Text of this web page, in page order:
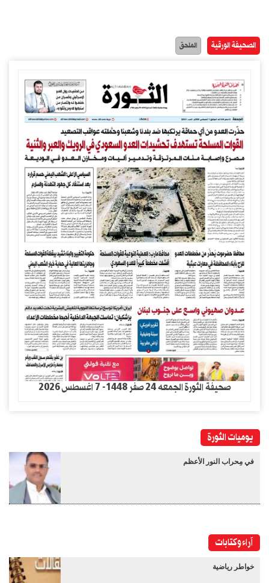
الصحيفة الورقية الملحق
صحيفة الثورة الجمعه 24 صفر 1448- 7 اغسطس 2026
يوميات الثورة
في مِحراب النور الأعظم
آراء وكتابات
خواطر رياضية